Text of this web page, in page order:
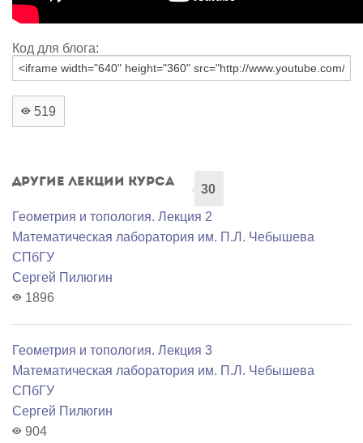
Код для блога:
519
Другие лекции курса
30
Геометрия и топология. Лекция 2
Математичеcкая лаборатория им. П.Л. Чебышева
СПбГУ
Сергей Пилюгин
1896
Геометрия и топология. Лекция 3
Математичеcкая лаборатория им. П.Л. Чебышева
СПбГУ
Сергей Пилюгин
904